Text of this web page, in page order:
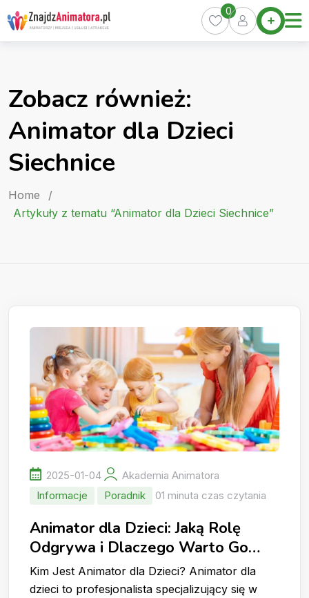
Skip
to
content
Home
Oferty
Kurs
0
Zobacz również:
Animator dla Dzieci
Siechnice
Home
/
Artykuły z tematu “Animator dla Dzieci Siechnice”
2025-01-04
Akademia Animatora
Informacje
Poradnik 01 minuta czas czytania
Animator dla Dzieci: Jaką Rolę
Odgrywa i Dlaczego Warto Go
Wynająć?
Kim Jest Animator dla Dzieci? Animator dla
dzieci to profesjonalista specjalizujący się w